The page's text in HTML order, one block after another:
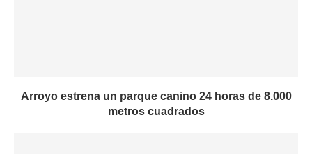
Arroyo estrena un parque canino 24 horas de 8.000
metros cuadrados